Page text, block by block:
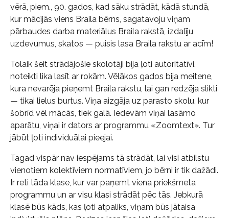
vērā, piem., 90. gados, kad sāku strādāt, kādā stundā,
kur mācījās viens Braila bērns, sagatavoju viņam
pārbaudes darba materiālus Braila rakstā, izdalīju
uzdevumus, skatos — puisis lasa Braila rakstu ar acīm!
Tolaik šeit strādājošie skolotāji bija ļoti autoritatīvi,
noteikti lika lasīt ar rokām. Vēlākos gados bija meitene,
kura nevarēja pieņemt Braila rakstu, lai gan redzēja slikti
— tikai lielus burtus. Viņa aizgāja uz parasto skolu, kur
šobrīd vēl mācās, tiek galā. Iedevām viņai lasāmo
aparātu, viņai ir dators ar programmu «Zoomtext». Tur
jābūt ļoti individuālai pieejai.
Tagad vispār nav iespējams tā strādāt, lai visi atbilstu
vienotiem kolektīviem normatīviem, jo bērni ir tik dažādi.
Ir reti tāda klase, kur var paņemt viena priekšmeta
programmu un ar visu klasi strādāt pēc tās. Jebkurā
klasē būs kāds, kas ļoti atpaliks, viņam būs jātaisa